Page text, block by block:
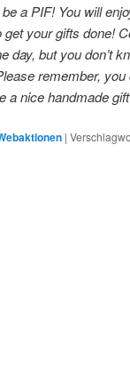
a PIF! You will
your gifts done!
day, but you don’t
remember, you
nice handmade
|